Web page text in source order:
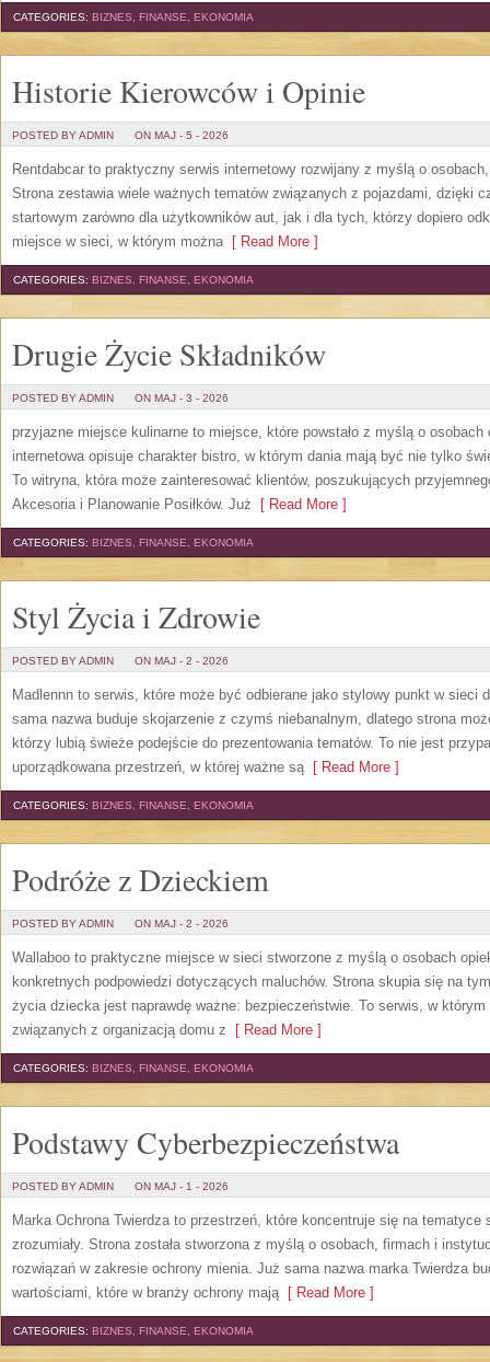
CATEGORIES: BIZNES, FINANSE, EKONOMIA
Historie Kierowców i Opinie
POSTED BY ADMIN ON MAJ - 5 - 2026
Rentdabcar to praktyczny serwis internetowy rozwijany z myślą o
Strona zestawia wiele ważnych tematów związanych z pojazdami, dzięki
startowym zarówno dla użytkowników aut, jak i dla tych, którzy dopiero
miejsce w sieci, w którym można[ Read More ]
CATEGORIES: BIZNES, FINANSE, EKONOMIA
Drugie Życie Składników
POSTED BY ADMIN ON MAJ - 3 - 2026
przyjazne miejsce kulinarne to miejsce, które powstało z myślą o
internetowa opisuje charakter bistro, w którym dania mają być nie tylko
To witryna, która może zainteresować klientów, poszukujących
Akcesoria i Planowanie Posiłków. Już [ Read More ]
CATEGORIES: BIZNES, FINANSE, EKONOMIA
Styl Życia i Zdrowie
POSTED BY ADMIN ON MAJ - 2 - 2026
Madlennn to serwis, które może być odbierane jako stylowy punkt w sieci
sama nazwa buduje skojarzenie z czymś niebanalnym, dlatego strona
którzy lubią świeże podejście do prezentowania tematów. To nie jest
uporządkowana przestrzeń, w której ważne są[ Read More ]
CATEGORIES: BIZNES, FINANSE, EKONOMIA
Podróże z Dzieckiem
POSTED BY ADMIN ON MAJ - 2 - 2026
Wallaboo to praktyczne miejsce w sieci stworzone z myślą o osobach
konkretnych podpowiedzi dotyczących maluchów. Strona skupia się na
życia dziecka jest naprawdę ważne: bezpieczeństwie. To serwis, w
związanych z organizacją domu z [ Read More ]
CATEGORIES: BIZNES, FINANSE, EKONOMIA
Podstawy Cyberbezpieczeństwa
POSTED BY ADMIN ON MAJ - 1 - 2026
Marka Ochrona Twierdza to przestrzeń, które koncentruje się na tematyce
zrozumiały. Strona została stworzona z myślą o osobach, firmach i
rozwiązań w zakresie ochrony mienia. Już sama nazwa marka Twierdza
wartościami, które w branży ochrony mają[ Read More ]
CATEGORIES: BIZNES, FINANSE, EKONOMIA